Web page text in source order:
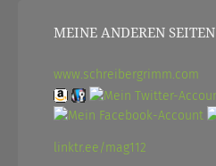
MEINE ANDEREN SEITEN
www.schreibergrimm.com
linktr.ee/mag112